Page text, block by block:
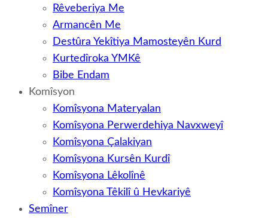
Rêveberiya Me
Armancên Me
Destûra Yekîtiya Mamosteyên Kurd
Kurtedîroka YMKê
Bibe Endam
Komîsyon
Komîsyona Materyalan
Komîsyona Perwerdehiya Navxweyî
Komîsyona Çalakiyan
Komîsyona Kursên Kurdî
Komîsyona Lêkolînê
Komîsyona Têkilî û Hevkariyê
Semîner